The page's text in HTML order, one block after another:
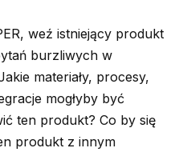
weź istniejący produkt
burzliwych w
materiały, procesy,
mogłyby być
ten produkt? Co by się
produkt z innym